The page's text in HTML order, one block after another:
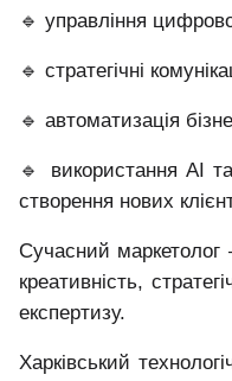
🔹 управління
🔹 стратегічні
🔹 автоматизація
🔹
використання AI
створення нових
Сучасний
креативність,
експертизу.
Харківський